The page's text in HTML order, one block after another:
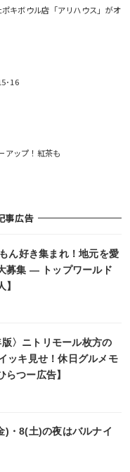
キボウル店「アリハウス」がオ
･16
アップ！紅茶も
事広告
ん好き集まれ！地元を愛
募集 ― トップワールド
】
版〉ニトリモール枚方の
ッキ見せ！休日グルメモ
らつー広告】
)・8(土)の夜はバルナイ